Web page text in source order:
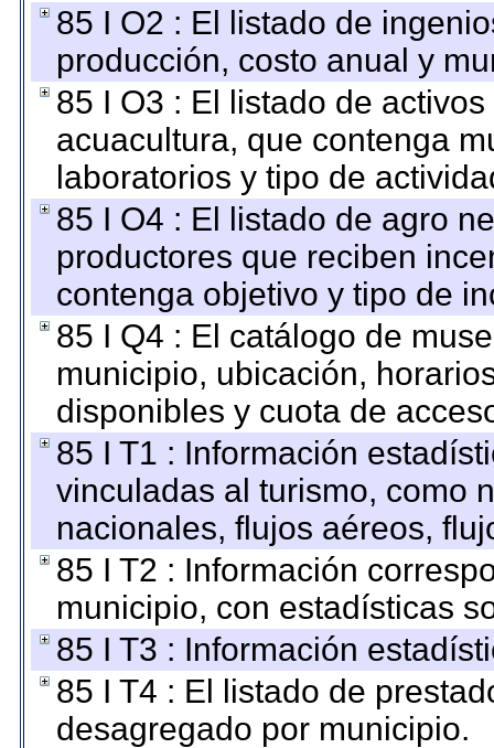
85 I O2 : El listado de
producción, costo anual y
85 I O3 : El listado de
acuacultura, que contenga
laboratorios y tipo de
85 I O4 : El listado de agro
productores que reciben
contenga objetivo y tipo de
85 I Q4 : El catálogo de
municipio, ubicación,
disponibles y cuota de
85 I T1 : Información
vinculadas al turismo, como
nacionales, flujos aéreos,
85 I T2 : Información
municipio, con estadísticas
85 I T3 : Información
85 I T4 : El listado de
desagregado por municipio.